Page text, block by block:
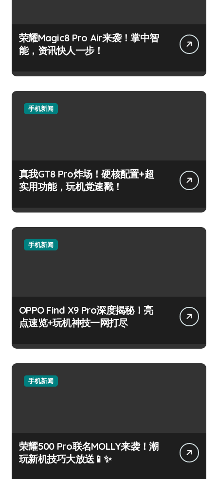
荣耀Magic8 Pro Air来袭！掌中智
能，资讯快人一步！
手机新闻
真我GT8 Pro炸场！硬核配置+超
实用功能，玩机党速戳！
手机新闻
OPPO Find X9 Pro深度揭秘！亮
点速览+玩机神技一网打尽
手机新闻
荣耀500 Pro联名MOLLY来袭！潮
玩新机技巧大放送📱✨